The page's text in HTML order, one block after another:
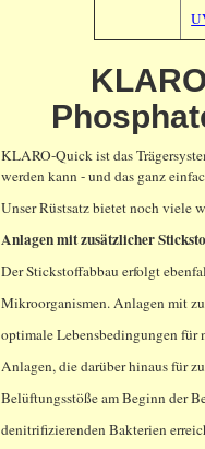
KLARO-Quick ist das
werden kann - und das ganz
Unser Rüstsatz bietet noch viele
Anlagen mit zusätzlicher
Der Stickstoffabbau erfolgt
Mikroorganismen. Anlagen mit
optimale Lebensbedingungen
Anlagen, die darüber hinaus für
Belüftungsstöße am Beginn der
denitrifizierenden Bakterien